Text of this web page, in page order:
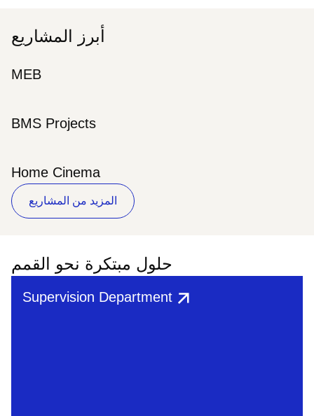
أبرز المشاريع
MEB
BMS Projects
Home Cinema
المزيد من المشاريع
حلول مبتكرة نحو القمم
Supervision Department